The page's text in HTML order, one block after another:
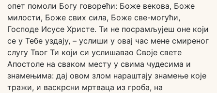
опет помоли Богу говорећи: Боже векова, Боже
милости, Боже свих сила, Боже све-могући,
Господе Исусе Христе. Ти не посрамљујеш оне који
се у Тебе уздају, – услиши у овај час мене смиреног
слугу Твог Ти који си услишавао Своје свете
Апостоле на сваком месту у свима чудесима и
знамењима: дај овом злом нараштају знамење које
тражи, и васкрсни мртваца из гроба, на